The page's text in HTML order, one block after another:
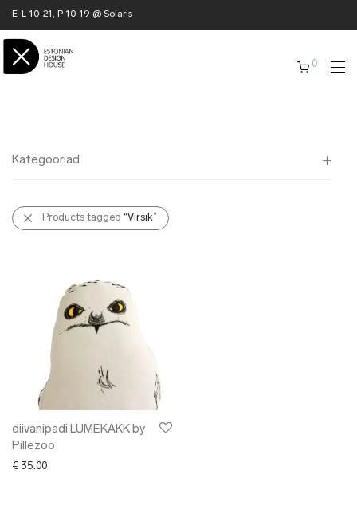
E-L 10-21, P 10-19 @ Solaris
0
Kategooriad
Kõik
✖ KODU
✖ KINGITUSED
✖ ONLY @ EDH
✖ DISAINERID
Products tagged “Virsik”
diivanipadi LUMEKAKK by
Pillezoo
€ 35.00